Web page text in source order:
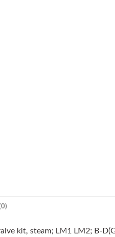
kit, steam; LM1 LM2; B-